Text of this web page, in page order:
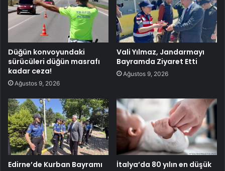
Düğün konvoyundaki
sürücüleri düğün masrafı
kadar ceza!
Ağustos 9, 2026
Vali Yılmaz, Jandarmayı
Bayramda Ziyaret Etti
Ağustos 9, 2026
Edirne’de Kurban Bayramı
İtalya’da 80 yılın en düşük